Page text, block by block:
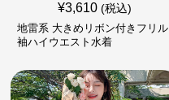
¥3,610 (税込)
地雷系 大きめリボン付きフリル
袖ハイウエスト水着